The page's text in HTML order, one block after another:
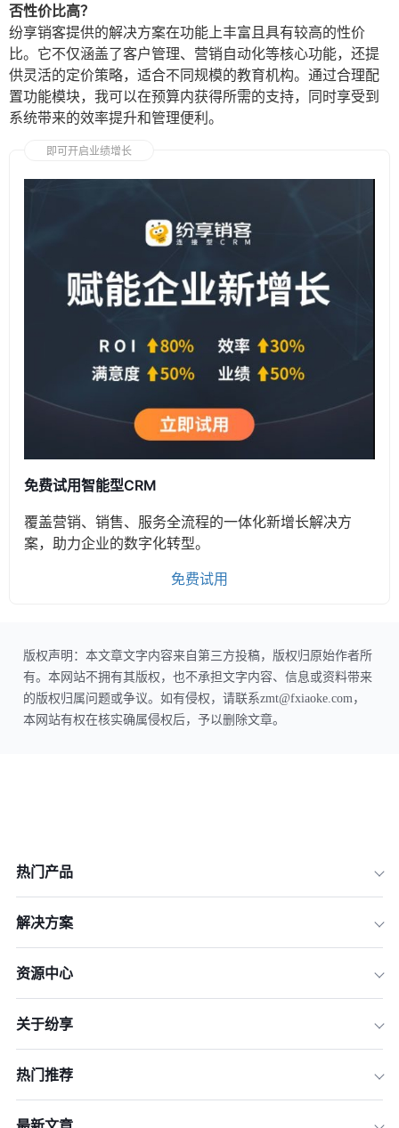
否性价比高？
纷享销客提供的解决方案在功能上丰富且具有较高的性价
比。它不仅涵盖了客户管理、营销自动化等核心功能，还提
供灵活的定价策略，适合不同规模的教育机构。通过合理配
置功能模块，我可以在预算内获得所需的支持，同时享受到
系统带来的效率提升和管理便利。
即可开启业绩增长
免费试用智能型CRM
覆盖营销、销售、服务全流程的一体化新增长解决方
案，助力企业的数字化转型。
免费试用
版权声明：本文章文字内容来自第三方投稿，版权归原始作者所
有。本网站不拥有其版权，也不承担文字内容、信息或资料带来
的版权归属问题或争议。如有侵权，请联系zmt@fxiaoke.com，
本网站有权在核实确属侵权后，予以删除文章。
热门产品
解决方案
资源中心
关于纷享
热门推荐